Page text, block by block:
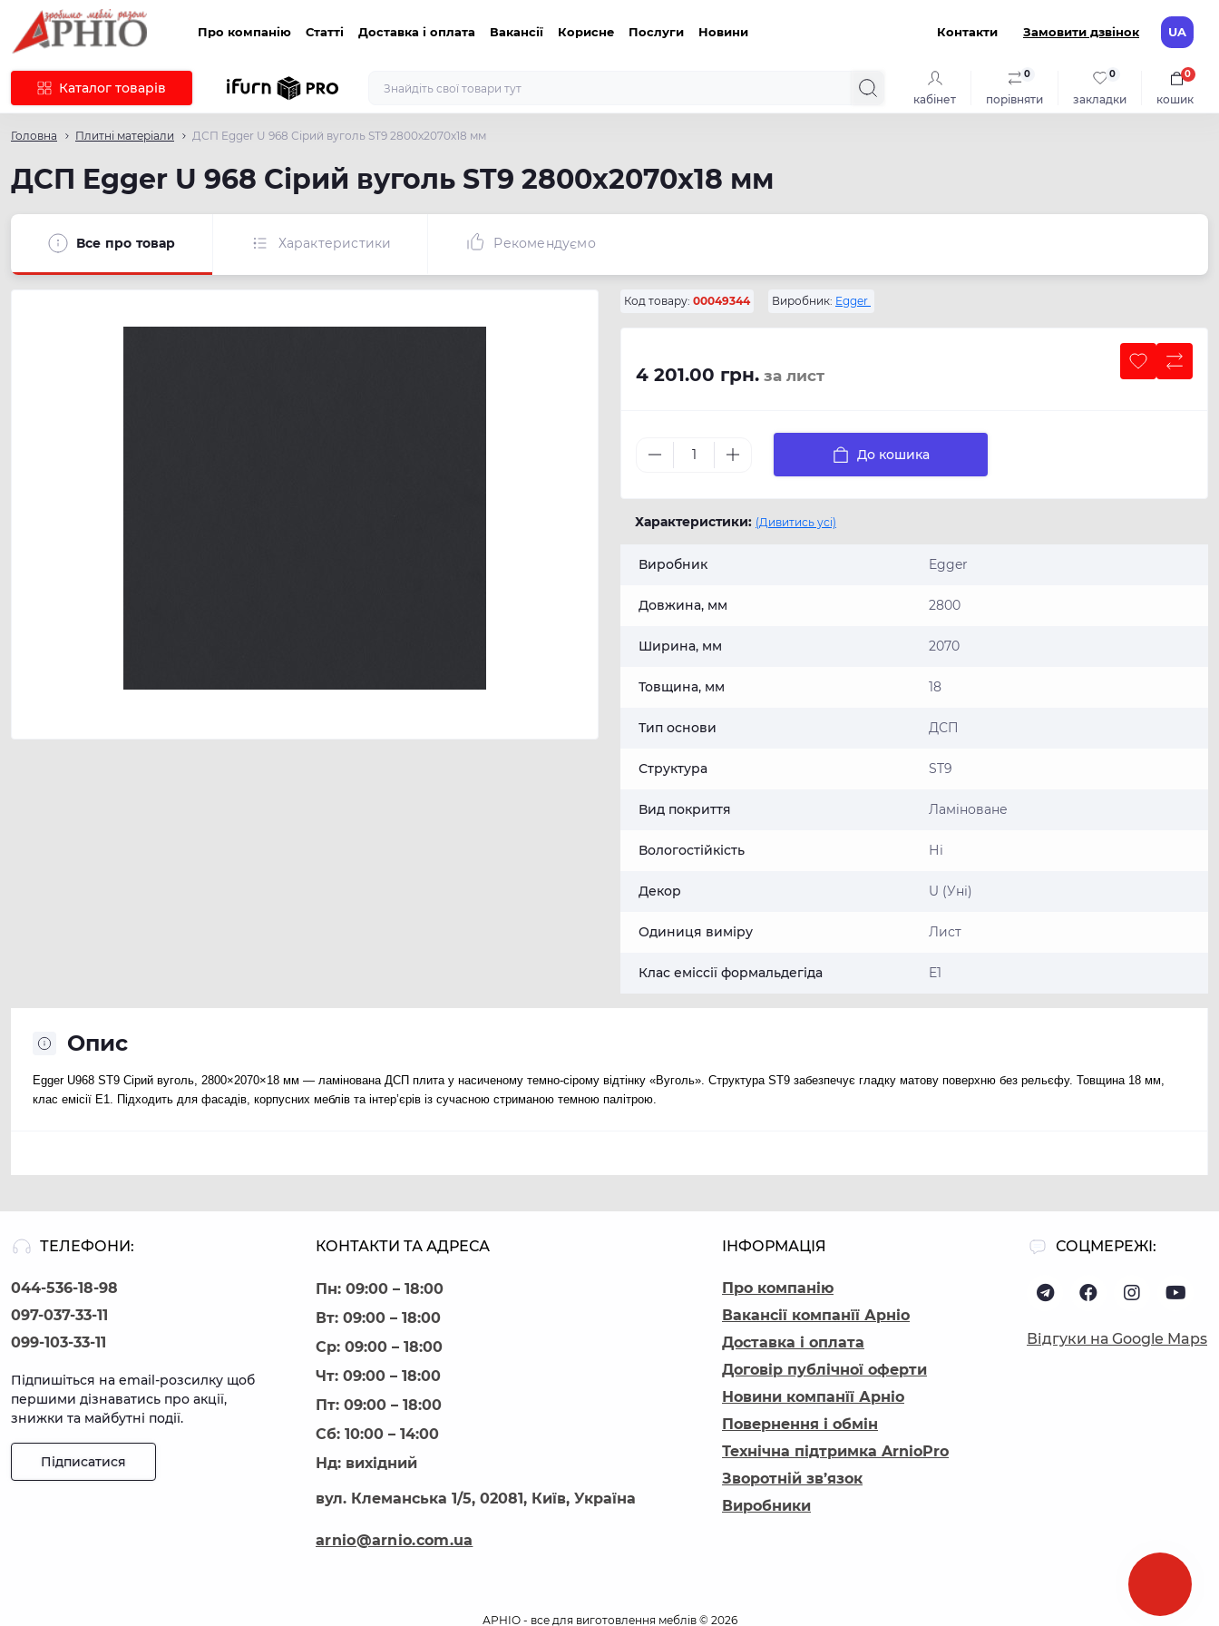
Про компанію Статті Доставка і оплата Вакансії Корисне Послуги Новини Контакти Замовити дзвінок UA
Каталог товарів
кабінет порівняти
0
закладки
0
кошик
0
Головна Плитні матеріали ДСП Egger U 968 Сірий вуголь ST9 2800х2070х18 мм
ДСП Egger U 968 Сірий вуголь ST9 2800х2070х18 мм
Все про товар Характеристики Рекомендуємо
Код товару: 00049344 Виробник: Egger
4 201.00 грн. за лист
До кошика
Характеристики: (Дивитись усі)
Виробник Egger
Довжина, мм 2800
Ширина, мм 2070
Товщина, мм 18
Тип основи ДСП
Структура ST9
Вид покриття Ламiноване
Вологостійкість Ні
Декор U (Уні)
Одиниця виміру Лист
Клас еміссії формальдегіда E1
Опис
Egger U968 ST9 Сірий вуголь, 2800×2070×18 мм — ламінована ДСП плита у насиченому темно-сірому відтінку «Вуголь». Структура ST9 забезпечує гладку матову поверхню без рельєфу. Товщина 18 мм,
клас емісії E1. Підходить для фасадів, корпусних меблів та інтер’єрів із сучасною стриманою темною палітрою.
ТЕЛЕФОНИ:
044-536-18-98
097-037-33-11
099-103-33-11
Підпишіться на email-розсилку щоб
першими дізнаватись про акції,
знижки та майбутні події.
Підписатися
КОНТАКТИ ТА АДРЕСА
Пн: 09:00 – 18:00
Вт: 09:00 – 18:00
Ср: 09:00 – 18:00
Чт: 09:00 – 18:00
Пт: 09:00 – 18:00
Сб: 10:00 – 14:00
Нд: вихідний
вул. Клеманська 1/5, 02081, Київ, Україна
arnio@arnio.com.ua
ІНФОРМАЦІЯ
Про компанію
Вакансії компанїї Арніо
Доставка і оплата
Договір публічної оферти
Новини компанїї Арніо
Повернення і обмін
Технічна підтримка ArnioPro
Зворотній зв’язок
Виробники
СОЦМЕРЕЖІ:
Відгуки на Google Maps
АРНІО - все для виготовлення меблів © 2026